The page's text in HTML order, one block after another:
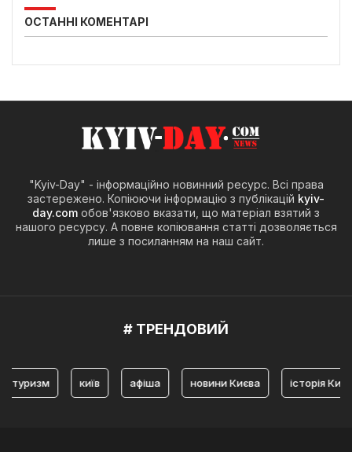
ОСТАННІ КОМЕНТАРІ
"Kyiv-Day" - інформаційно новинний ресурс. Всі права
застережено. Копіюючи інформацію з публікацій kyiv-
day.com обов'язково вказати, що матеріал взятий з
нашого ресурсу. А повне копіювання статті дозволяється
лише з посиланням на наш сайт.
# ТРЕНДОВИЙ
афіша новини Києва історія Києва